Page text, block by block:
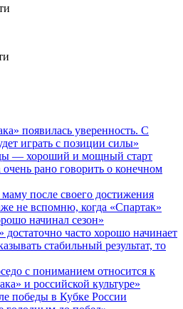
появилась уверенность. С
играть с позиции силы»
— хороший и мощный старт
рано говорить о конечном
после своего достижения
не вспомню, когда «Спартак»
начинал сезон»
часто хорошо начинает
стабильный результат, то
с пониманием относится к
и российской культуре»
победы в Кубке России